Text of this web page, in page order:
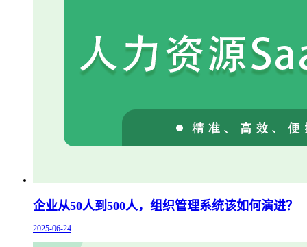
企业从50人到500人，组织管理系统该如何演进？
2025-06-24